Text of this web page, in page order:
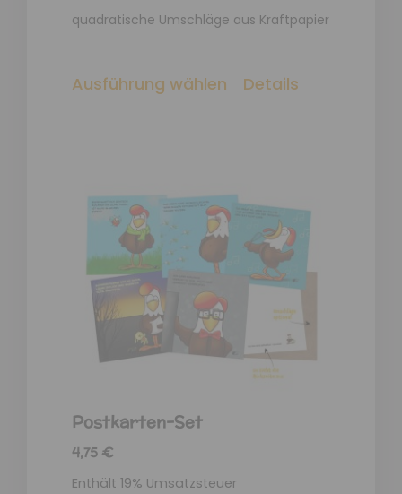
quadratische Umschläge aus Kraftpapier
Ausführung wählen Details
Postkarten-Set
4,75 €
Enthält 19% Umsatzsteuer